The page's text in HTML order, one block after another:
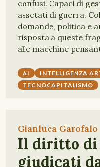
confusi. Capaci di
assetati di guerra.
domande, politica e
risposta a queste
alle macchine
AI INTELLIGENZA
TECNOCAPITALISMO
Gianluca Garofalo
Il diritto di
giudicati